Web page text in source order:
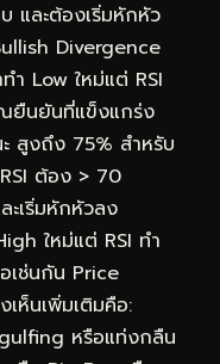
และต้องเริ่มหักหัว
Divergence
Low ใหม่แต่ RSI
นยันที่แข็งแกร่ง
สูงถึง 75% สำหรับ
ต้อง > 70
เริ่มหักหัวลง
ใหม่แต่ RSI ทำ
เช่นกัน Price
ห็นเพิ่มเติมคือ:
หรือแท่งกลืน